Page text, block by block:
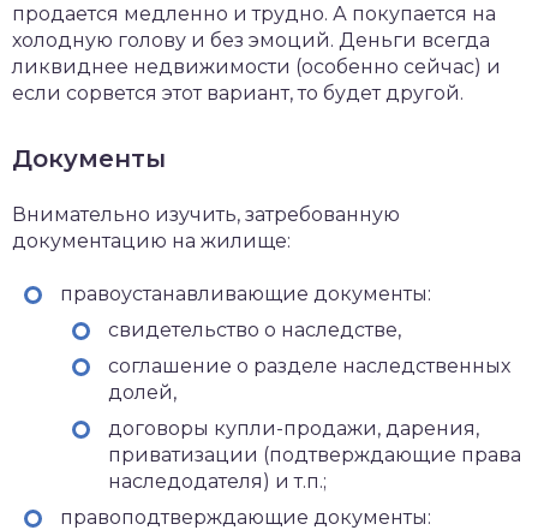
продается медленно и трудно. А покупается на
холодную голову и без эмоций. Деньги всегда
ликвиднее недвижимости (особенно сейчас) и
если сорвется этот вариант, то будет другой.
Документы
Внимательно изучить, затребованную
документацию на жилище:
правоустанавливающие документы:
свидетельство о наследстве,
соглашение о разделе наследственных
долей,
договоры купли-продажи, дарения,
приватизации (подтверждающие права
наследодателя) и т.п.;
правоподтверждающие документы: